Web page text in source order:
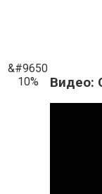
&#9650
10%
Видео: